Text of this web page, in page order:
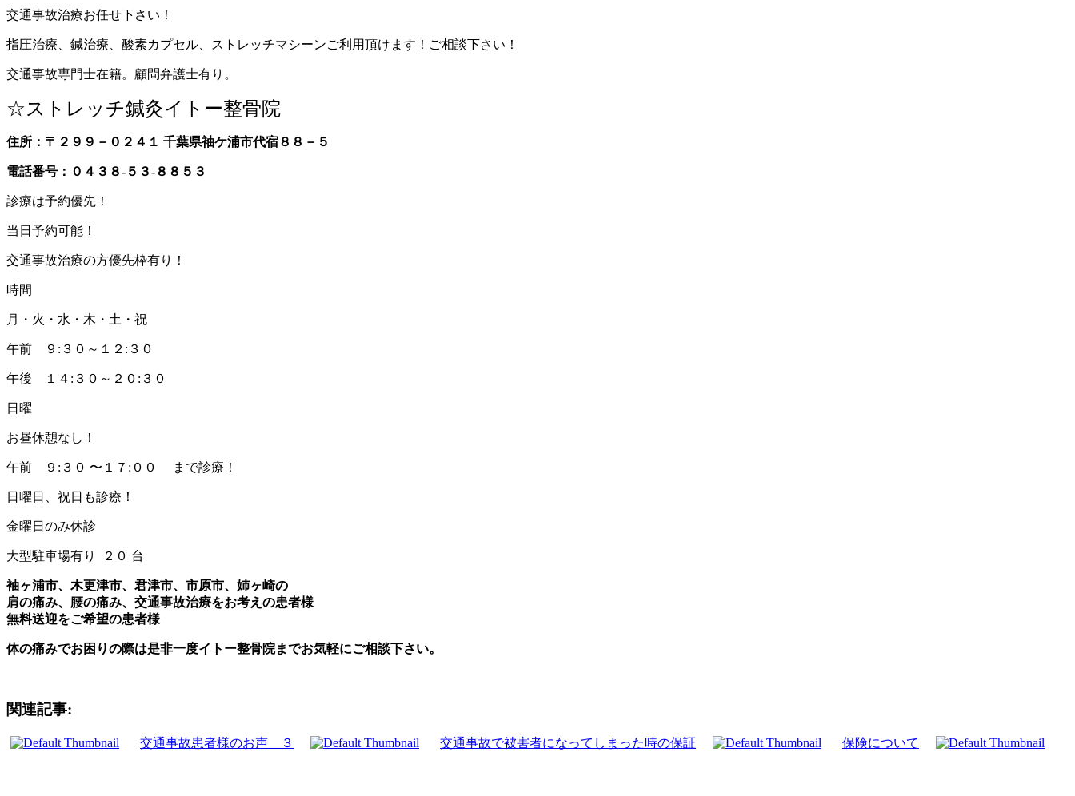
交通事故治療お任せ下さい！
指圧治療、鍼治療、酸素カプセル、ストレッチマシーンご利用頂けます！ご相談下さい！
交通事故専門士在籍。顧問弁護士有り。
☆ストレッチ鍼灸イトー整骨院
住所：〒２９９－０２４１ 千葉県袖ケ浦市代宿８８－５
電話番号：０４３８-５３-８８５３
診療は予約優先！
当日予約可能！
交通事故治療の方優先枠有り！
時間
月・火・水・木・土・祝
午前 ９:３０～１２:３０
午後 １４:３０～２０:３０
日曜
お昼休憩なし！
午前 ９:３０ 〜１７:００ まで診療！
日曜日、祝日も診療！
金曜日のみ休診
大型駐車場有り ２０ 台
袖ヶ浦市、木更津市、君津市、市原市、姉ヶ崎の
肩の痛み、腰の痛み、交通事故治療をお考えの患者様
無料送迎をご希望の患者様
体の痛みでお困りの際は是非一度イトー整骨院までお気軽にご相談下さい。
関連記事:
交通事故患者様のお声 ３ 交通事故で被害者になってしまった時の保証 保険について